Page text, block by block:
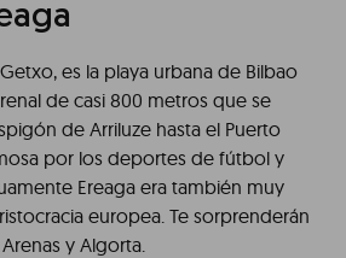
es la playa urbana de Bilbao
de casi 800 metros que se
de Arriluze hasta el Puerto
por los deportes de fútbol y
Ereaga era también muy
europea. Te sorprenderán
y Algorta.